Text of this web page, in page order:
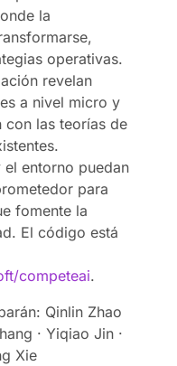
la
operativas.
revelan
a nivel micro y
con las teorías de
entorno puedan
para
fomente la
El código está
competeai.
Qinlin Zhao
· Yiqiao Jin ·
Xie